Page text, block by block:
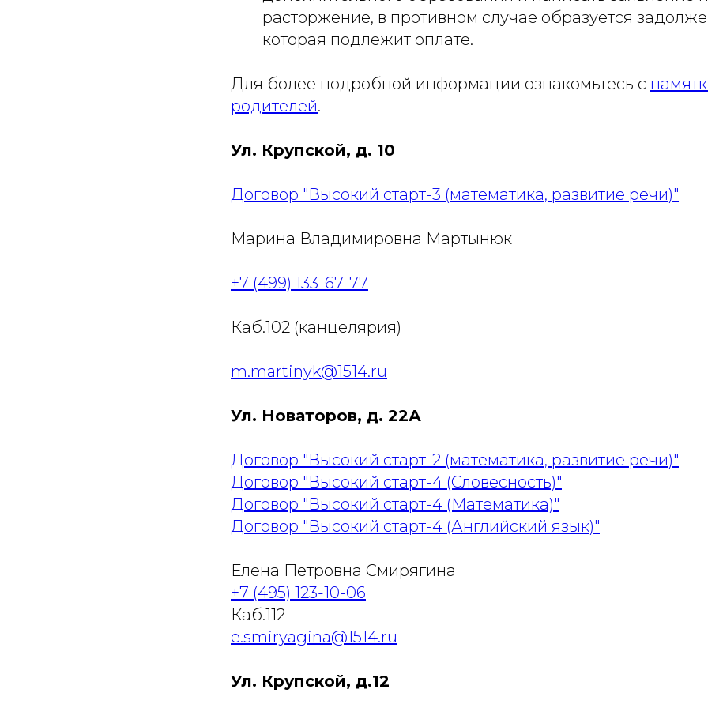
расторжение, в противном случае образуется
которая подлежит оплате.
Для более подробной информации ознакомьтесь с
родителей.
Ул. Крупской, д. 10
Договор "Высокий старт-3 (математика, развитие речи)"
Марина Владимировна Мартынюк
+7 (499) 133-67-77
Каб.102 (канцелярия)
m.martinyk@1514.ru
Ул. Новаторов, д. 22А
Договор "Высокий старт-2 (математика, развитие речи)"
Договор "Высокий старт-4 (Словесность)"
Договор "Высокий старт-4 (Математика)"
Договор "Высокий старт-4 (Английский язык)"
Елена Петровна Смирягина
+7 (495) 123-10-06
Каб.112
e.smiryagina@1514.ru
Ул. Крупской, д.12